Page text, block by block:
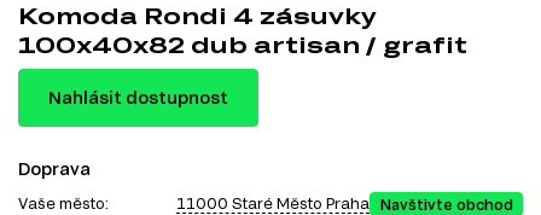
Komoda Rondi 4 zásuvky
100x40x82 dub artisan / grafit
Nahlásit dostupnost
Doprava
Vaše město: 11000 Staré Město Praha Navštivte obchod